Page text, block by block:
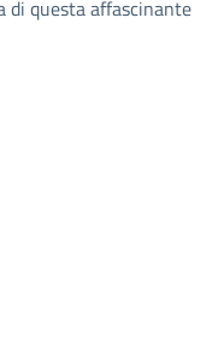
di questa affascinante